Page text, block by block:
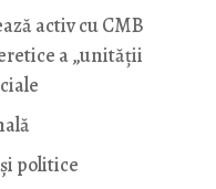
activ cu CMB
a „unității
politice